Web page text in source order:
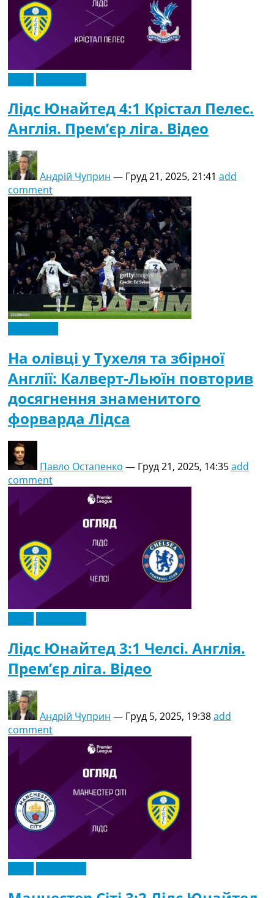
Лідс Юнайтед 4:1 Крістал Пелес.
Англія. Прем’єр ліга. Відео
Андрій Чуприн — Груд 21, 2025, 21:41 add
comment
На олівці у Тухеля та збірної
Англії: Калверт-Льюїн повторив
досягнення знаменитого
форварда Лідса
Павло Остапенко — Груд 21, 2025, 14:35add
comment
Лідс Юнайтед 3:1 Челсі. Англія.
Прем’єр ліга. Відео
Андрій Чуприн — Груд 5, 2025, 19:38add
comment